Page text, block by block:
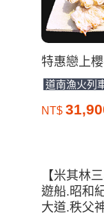
特惠戀上
道南漁火列
NT$
【米其林
遊船.昭和
大道.秩父